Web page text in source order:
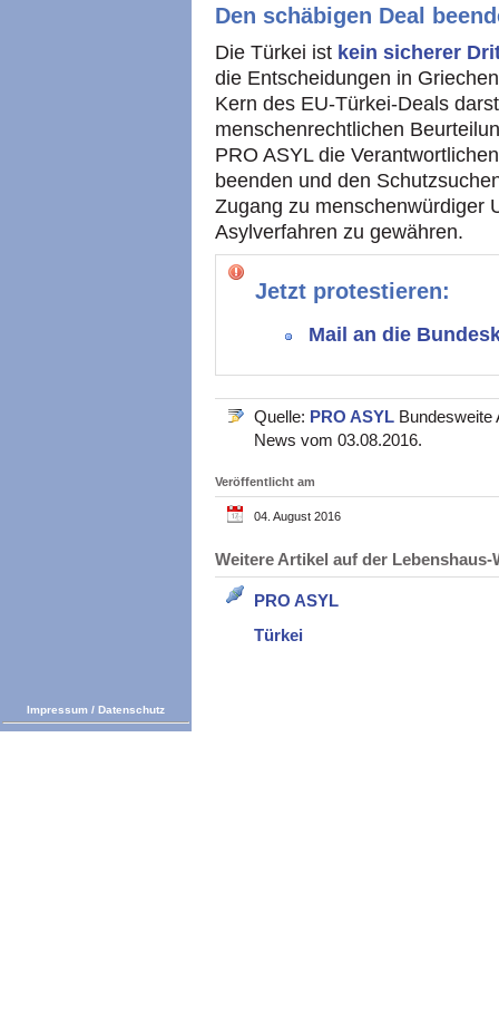
Den schäbigen Deal
Die Türkei ist kein sicherer
die Entscheidungen in
Kern des EU-Türkei-Deals
menschenrechtlichen
PRO ASYL die
beenden und den
Zugang zu menschenwürdiger
Asylverfahren zu gewähren.
Jetzt protestieren:
Mail an die
Quelle: PRO ASYL Bundesweite
News vom 03.08.2016.
Veröffentlicht am
04. August 2016
Weitere Artikel auf der
PRO ASYL
Türkei
Impressum / Datenschutz